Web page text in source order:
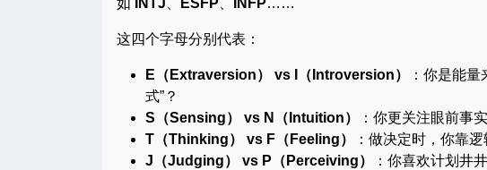
如
INTJ ESFP INFP……
这四个字母分别代表：
E（Extraversion） vs I（Introversion）
：你是能
式”？
S（Sensing） vs N（Intuition）
：你更关注眼前事
T（Thinking） vs F（Feeling）
：做决定时，你靠
J（Judging） vs P（Perceiving）
：你喜欢计划井